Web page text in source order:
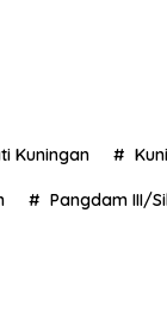
Kuningan
Pangdam III/